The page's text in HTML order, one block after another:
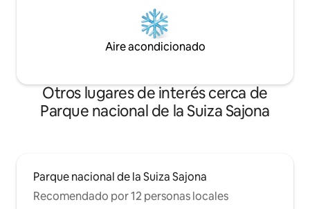
Aire acondicionado
Otros lugares de interés cerca de
Parque nacional de la Suiza Sajona
Parque nacional de la Suiza Sajona
Recomendado por 12 personas locales